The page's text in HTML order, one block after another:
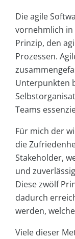
Die agile
vornehmlich in
Prinzip, den
Prozessen.
Unterpunkten
Teams
Für mich der
die
Stakeholder,
und
Diese zwölf
dadurch
werden,
Viele dieser